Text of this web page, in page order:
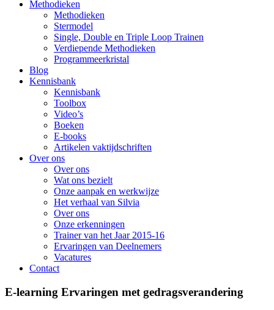
Methodieken
Methodieken
Stermodel
Single, Double en Triple Loop Trainen
Verdiepende Methodieken
Programmeerkristal
Blog
Kennisbank
Kennisbank
Toolbox
Video’s
Boeken
E-books
Artikelen vaktijdschriften
Over ons
Over ons
Wat ons bezielt
Onze aanpak en werkwijze
Het verhaal van Silvia
Over ons
Onze erkenningen
Trainer van het Jaar 2015-16
Ervaringen van Deelnemers
Vacatures
Contact
E-learning Ervaringen met gedragsverandering